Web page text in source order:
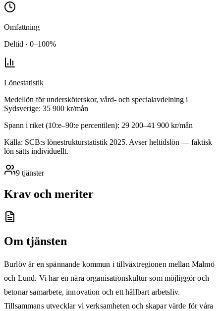
Omfattning
Deltid · 0–100%
Lönestatistik
Medellön förundersköterskor, vård- och specialavdelning i
Sydsverige: 35 900 kr/mån
Spann i riket (10:e–90:e percentilen): 29 200–41 900 kr/mån
Källa: SCB:s lönestrukturstatistik 2025. Avser heltidslön — faktisk
lön sätts individuellt.
9 tjänster
Krav och meriter
Om tjänsten
Burlöv är en spännande kommun i tillväxtregionen mellan Malmö
och Lund. Vi har en nära organisationskultur som möjliggör och
betonar samarbete, innovation och ett hållbart arbetsliv.
Tillsammans utvecklar vi verksamheten och skapar värde för våra